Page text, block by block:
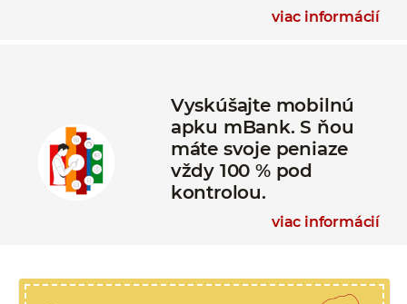
viac informácií
Vyskúšajte mobilnú
apku mBank. S ňou
máte svoje peniaze
vždy 100 % pod
kontrolou.
viac informácií